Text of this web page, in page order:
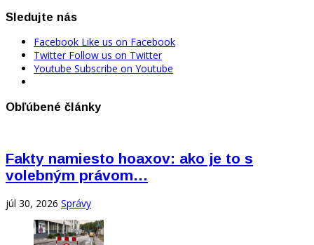
Sledujte nás
Facebook Like us on Facebook
Twitter Follow us on Twitter
Youtube Subscribe on Youtube
Obľúbené články
Fakty namiesto hoaxov: ako je to s
volebným právom…
júl 30, 2026 Správy